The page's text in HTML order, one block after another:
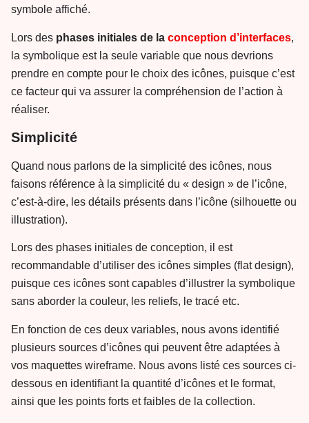
symbole affiché.
Lors des phases initiales de la conception d’interfaces,
la symbolique est la seule variable que nous devrions
prendre en compte pour le choix des icônes, puisque c’est
ce facteur qui va assurer la compréhension de l’action à
réaliser.
Simplicité
Quand nous parlons de la simplicité des icônes, nous
faisons référence à la simplicité du « design » de l’icône,
c’est-à-dire, les détails présents dans l’icône (silhouette ou
illustration).
Lors des phases initiales de conception, il est
recommandable d’utiliser des icônes simples (flat design),
puisque ces icônes sont capables d’illustrer la symbolique
sans aborder la couleur, les reliefs, le tracé etc.
En fonction de ces deux variables, nous avons identifié
plusieurs sources d’icônes qui peuvent être adaptées à
vos maquettes wireframe. Nous avons listé ces sources ci-
dessous en identifiant la quantité d’icônes et le format,
ainsi que les points forts et faibles de la collection.